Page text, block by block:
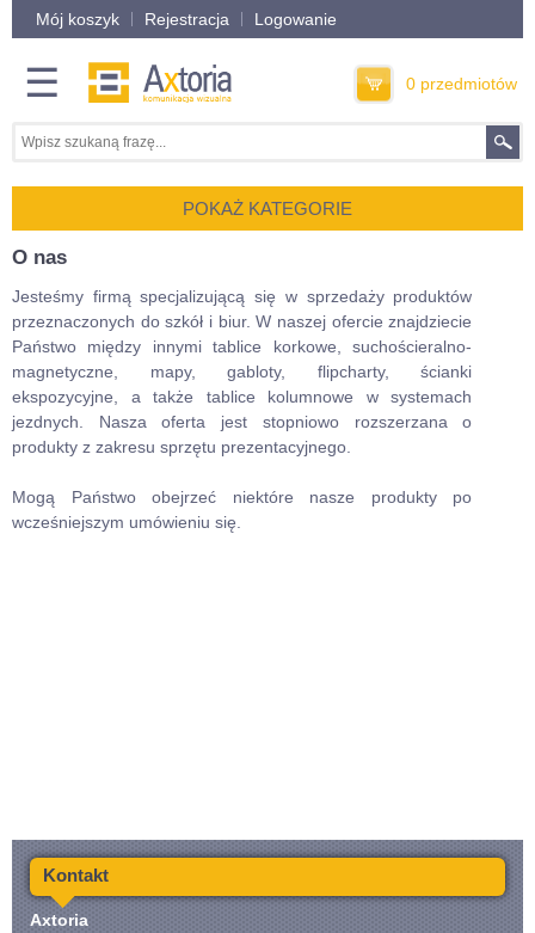
Mój koszyk Rejestracja Logowanie
☰ 0 przedmiotów
POKAŻ KATEGORIE
O nas
Jesteśmy firmą specjalizującą się w sprzedaży produktów
przeznaczonych do szkół i biur. W naszej ofercie znajdziecie
Państwo między innymi tablice korkowe, suchościeralno-
magnetyczne, mapy, gabloty, flipcharty, ścianki
ekspozycyjne, a także tablice kolumnowe w systemach
jezdnych. Nasza oferta jest stopniowo rozszerzana o
produkty z zakresu sprzętu prezentacyjnego.
Mogą Państwo obejrzeć niektóre nasze produkty po
wcześniejszym umówieniu się.
Kontakt
Axtoria